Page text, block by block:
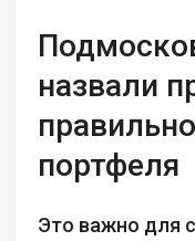
назвали
портфеля
Это важно для